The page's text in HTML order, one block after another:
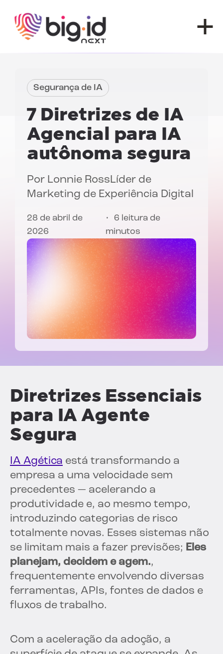
Segurança de IA
7 Diretrizes de IA
Agencial para IA
autônoma segura
Por Lonnie RossLíder de
Marketing de Experiência Digital
28 de abril de
2026
6 leitura de
minutos
Diretrizes Essenciais
para IA Agente
Segura
IA Agética está transformando a
empresa a uma velocidade sem
precedentes — acelerando a
produtividade e, ao mesmo tempo,
introduzindo categorias de risco
totalmente novas. Esses sistemas não
se limitam mais a fazer previsões; Eles
planejam, decidem e agem.,
frequentemente envolvendo diversas
ferramentas, APIs, fontes de dados e
fluxos de trabalho.
Com a aceleração da adoção, a